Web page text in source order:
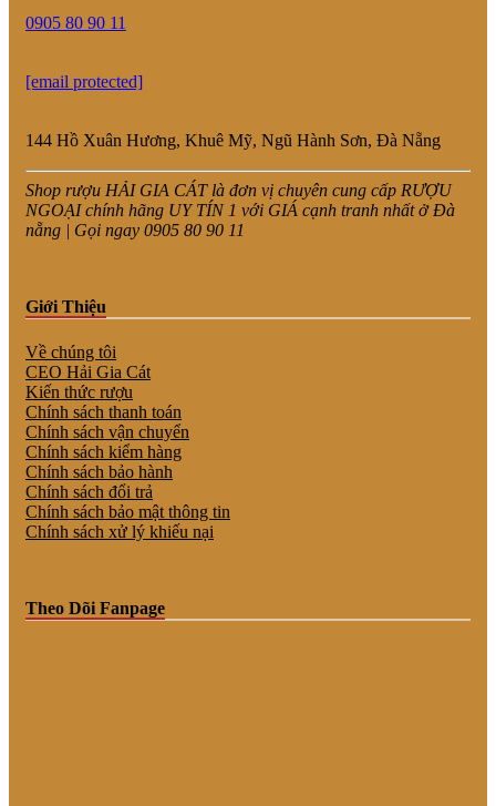
0905 80 90 11
[email protected]
144 Hồ Xuân Hương, Khuê Mỹ, Ngũ Hành Sơn, Đà Nẵng
Shop rượu HẢI GIA CÁT là đơn vị chuyên cung cấp RƯỢU
NGOẠI chính hãng UY TÍN 1 với GIÁ cạnh tranh nhất ở Đà
nẵng | Gọi ngay 0905 80 90 11
Giới Thiệu
Về chúng tôi
CEO Hải Gia Cát
Kiến thức rượu
Chính sách thanh toán
Chính sách vận chuyển
Chính sách kiểm hàng
Chính sách bảo hành
Chính sách đổi trả
Chính sách bảo mật thông tin
Chính sách xử lý khiếu nại
Theo Dõi Fanpage